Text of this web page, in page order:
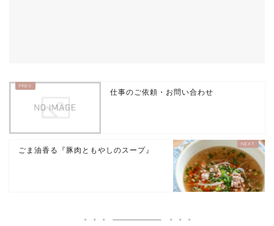
仕事のご依頼・お問い合わせ
ごま油香る『豚肉ともやしのスープ』